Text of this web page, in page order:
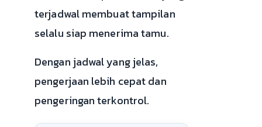
terjadwal membuat tampilan
selalu siap menerima tamu.
Dengan jadwal yang jelas,
pengerjaan lebih cepat dan
pengeringan terkontrol.